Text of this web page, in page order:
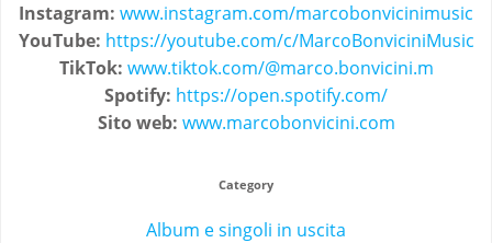
Instagram: www.instagram.com/marcobonvicinimusic
YouTube: https://youtube.com/c/MarcoBonviciniMusic
TikTok: www.tiktok.com/@marco.bonvicini.m
Spotify: https://open.spotify.com/
Sito web: www.marcobonvicini.com
Category
Album e singoli in uscita